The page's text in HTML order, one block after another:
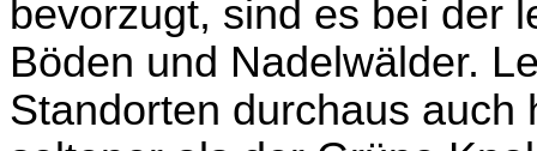
bevorzugt, sind es bei der
Böden und Nadelwälder.
Standorten durchaus